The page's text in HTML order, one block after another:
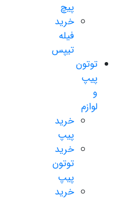
پیچ
خرید
فیله
تیپس
توتون
پیپ
و
لوازم
خرید
پیپ
خرید
توتون
پیپ
خرید